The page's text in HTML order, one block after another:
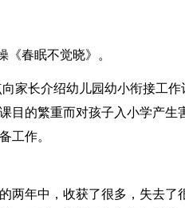
《春眠不觉晓》。
家长介绍幼儿园幼小衔接工作
目的繁重而对孩子入小学产生
工作。
两年中，收获了很多，失去了